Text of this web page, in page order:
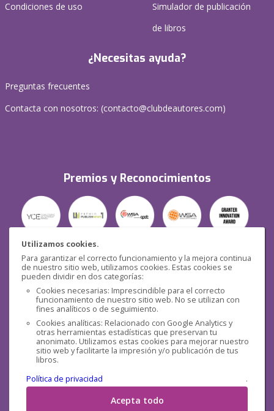
Utilizamos cookies.
Para garantizar el correcto funcionamiento y la mejora continua
de nuestro sitio web, utilizamos cookies. Estas cookies se
pueden dividir en dos categorías:
Cookies necesarias: Imprescindible para el correcto
funcionamiento de nuestro sitio web. No se utilizan con
fines analíticos o de seguimiento.
Cookies analíticas: Relacionado con Google Analytics y
otras herramientas estadísticas que preservan tu
anonimato. Utilizamos estas cookies para mejorar nuestro
sitio web y facilitarte la impresión y/o publicación de tus
libros.
Política de privacidad
.
Acepta todo
Condiciones de uso
Simulador de publicación
de libros
¿Necesitas ayuda?
Preguntas frecuentes
Contacta con nosotros: (contacto@clubdeautores.com)
Premios y Reconocimientos
Seguridad
Redes sociales